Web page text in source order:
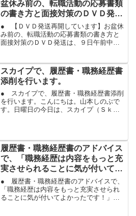
盆休み前の、転職活動の応募書類
の書き方と面接対策のＤＶＤ発送
は、９日午前中までです。
● 【ＤＶＤ発送再開しています】お盆休
み前の、転職活動の応募書類の書き方と
面接対策のＤＶＤ発送は、９日午前中ま
Ｄですが、１９日（月）から、発送が再
開されています。お盆休...
スカイプで、履歴書・職務経歴書
添削を行います。
● スカイプで、履歴書・職務経歴書添削
を行います。こんにちは。山本しのぶで
す。日曜日の今日は、スカイプ（Ｓｋｙ
に、スカイプや電話でも、...
履歴書・職務経歴書のアドバイス
で、「職務経歴は内容をもっと充
実させられることに気が付いてよ
かったです！」
● 履歴書・職務経歴書のアドバイスで、
「職務経歴は内容をもっと充実させられ
ることに気が付いてよかったです！」こ